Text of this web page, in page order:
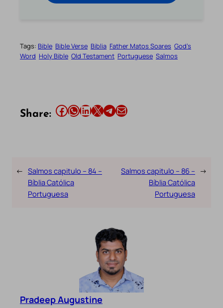
Tags: Bible Bible Verse Biblia Father Matos Soares God’s
Word Holy Bible Old Testament Portuguese Salmos
Share: Share this article on Facebook Share this article on WhatsApp Share this article on LinkedIn Share this article on X Share this article on TelegramEmail this Article
← Salmos capitulo – 84 –
Bíblia Católica
Portuguesa
Salmos capitulo – 86 –
Bíblia Católica
Portuguesa
→
Pradeep Augustine